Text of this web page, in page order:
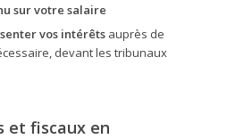
sur votre salaire
vos intérêtsauprès de
devant les tribunaux
et fiscaux en